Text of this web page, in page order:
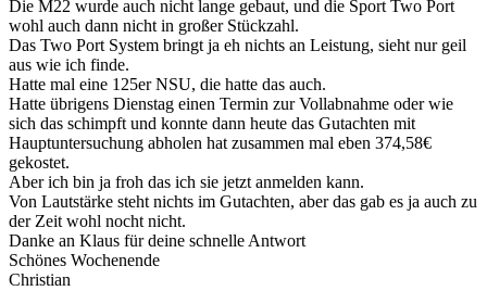
Die M22 wurde auch nicht lange gebaut, und die Sport Two Port
wohl auch dann nicht in großer Stückzahl.
Das Two Port System bringt ja eh nichts an Leistung, sieht nur geil
aus wie ich finde.
Hatte mal eine 125er NSU, die hatte das auch.
Hatte übrigens Dienstag einen Termin zur Vollabnahme oder wie
sich das schimpft und konnte dann heute das Gutachten mit
Hauptuntersuchung abholen hat zusammen mal eben 374,58€
gekostet.
Aber ich bin ja froh das ich sie jetzt anmelden kann.
Von Lautstärke steht nichts im Gutachten, aber das gab es ja auch zu
der Zeit wohl nocht nicht.
Danke an Klaus für deine schnelle Antwort
Schönes Wochenende
Christian